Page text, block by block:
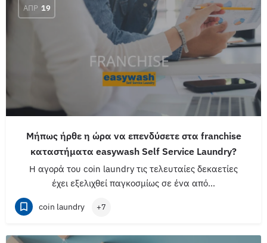
ΑΠΡ 19
Μήπως ήρθε η ώρα να επενδύσετε στα franchise
καταστήματα easywash Self Service Laundry?
Η αγορά του coin laundry τις τελευταίες δεκαετίες
έχει εξελιχθεί παγκοσμίως σε ένα από…
coin laundry +7